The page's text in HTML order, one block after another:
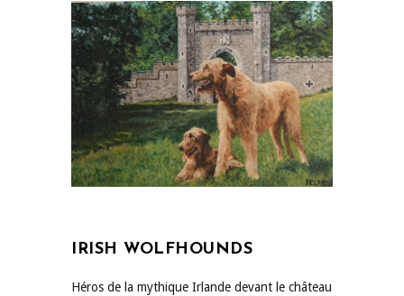
IRISH WOLFHOUNDS
Héros de la mythique Irlande devant le château